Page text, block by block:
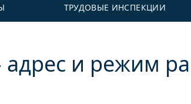
ТРУДОВЫЕ ИНСПЕКЦИИ
и режим